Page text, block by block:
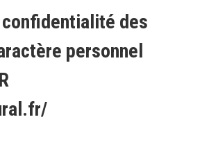
des
personnel